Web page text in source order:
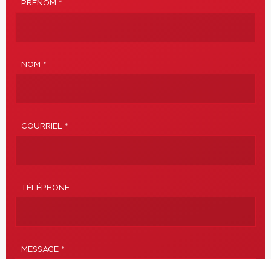
PRÉNOM *
NOM *
COURRIEL *
TÉLÉPHONE
MESSAGE *